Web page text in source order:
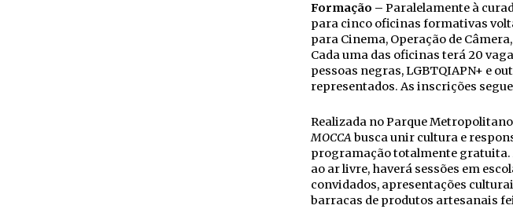
Formação – Paralelamente à
para cinco oficinas formativas
para Cinema, Operação de
Cada uma das oficinas terá 20
pessoas negras, LGBTQIAPN+ e
representados. As inscrições
Realizada no Parque
MOCCAbusca unir cultura e
programação totalmente gratuita.
ao ar livre, haverá sessões em
convidados, apresentações
barracas de produtos artesanais